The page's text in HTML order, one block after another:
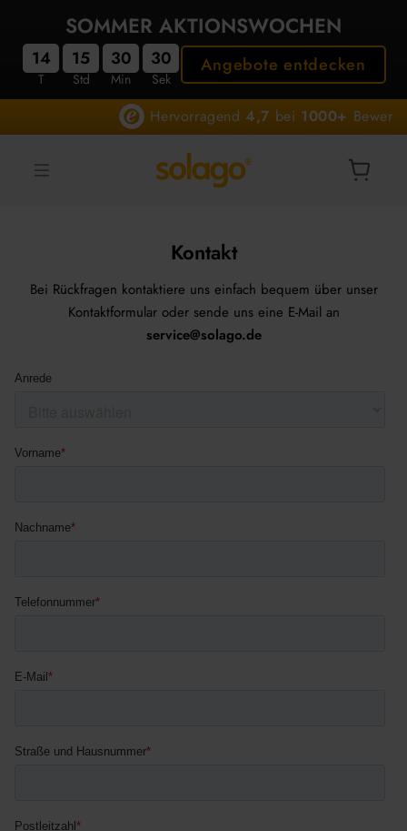
SOMMER AKTIONSWOCHEN
14
T
15
Std
30
Min
29
Sek
Angebote entdecken
Hervorragend 4,7 bei 1000+ Bewertungen
Navigation solago
Kontakt
Bei Rückfragen kontaktiere uns einfach bequem über unser
Kontaktformular oder sende uns eine E-Mail an
service@solago.de